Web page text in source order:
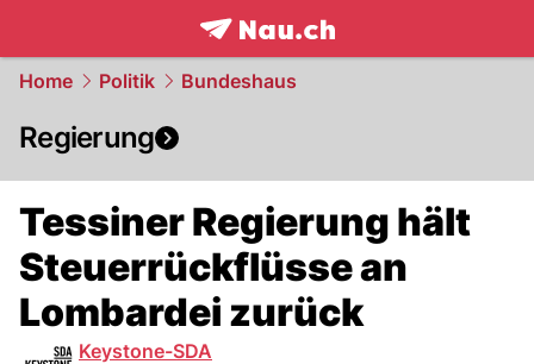
frontpage.NAU.ch
Home Politik Bundeshaus
Regierung
Tessiner Regierung hält
Steuerrückflüsse an
Lombardei zurück
Keystone-SDA